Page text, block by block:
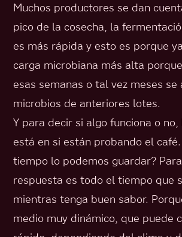
Muchos productores se dan
pico de la cosecha, la
es más rápida y esto es porque
carga microbiana más alta
esas semanas o tal vez meses se
microbios de anteriores lotes.
Y para decir si algo funciona o
está en si están probando el
tiempo lo podemos guardar?
respuesta es todo el tiempo que
mientras tenga buen sabor.
medio muy dinámico, que puede